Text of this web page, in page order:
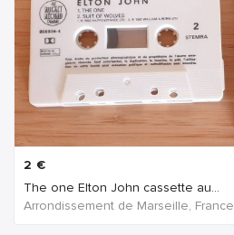
2 €
The one Elton John cassette au...
Arrondissement de Marseille, France